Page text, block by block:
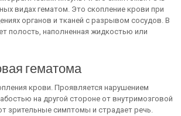
видах гематом. Это скопление крови при
органов и тканей с разрывом сосудов. В
полость, наполненная жидкостью или
гематома
крови. Проявляется нарушением
на другой стороне от внутримозговой
зрительные симптомы и страдает речь.